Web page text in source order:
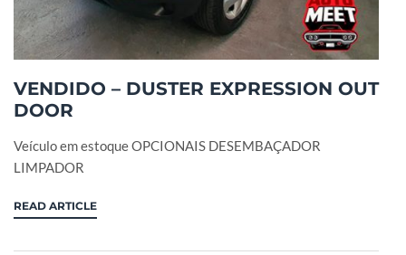
VENDIDO – DUSTER EXPRESSION OUT
DOOR
Veículo em estoque OPCIONAIS DESEMBAÇADOR
LIMPADOR
READ ARTICLE